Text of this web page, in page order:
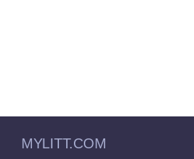
MYLITT.COM